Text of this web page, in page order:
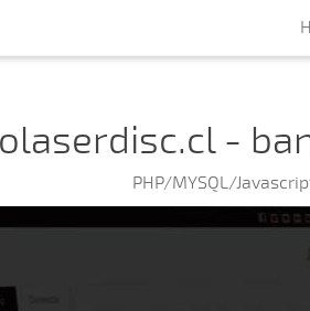
-
PHP/MYSQL/